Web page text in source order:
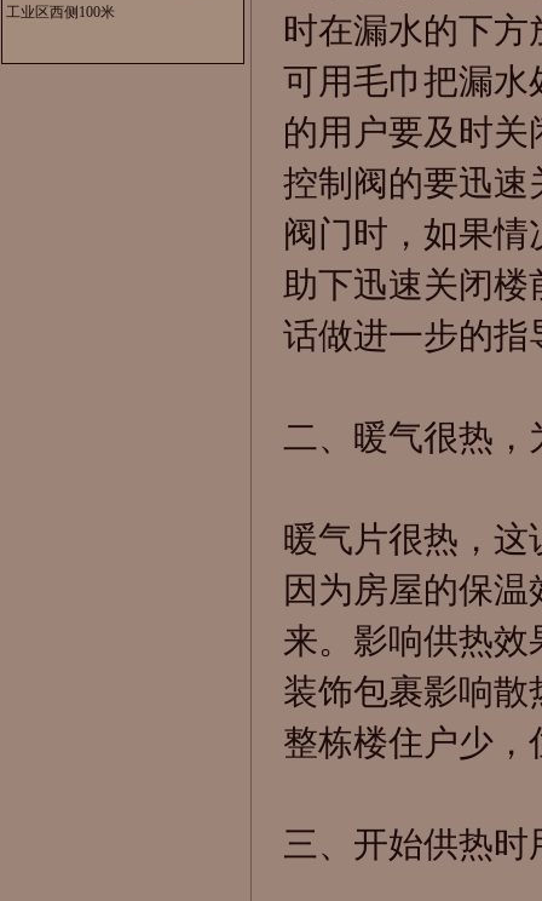
工业区西侧100米
时在漏水的下
可用毛巾把漏水
的用户要及时
控制阀的要迅速
阀门时，如果
助下迅速关闭
话做进一步的指
二、暖气很热，
暖气片很热，
因为房屋的保
来。影响供热
装饰包裹影响
整栋楼住户少，
三、开始供热